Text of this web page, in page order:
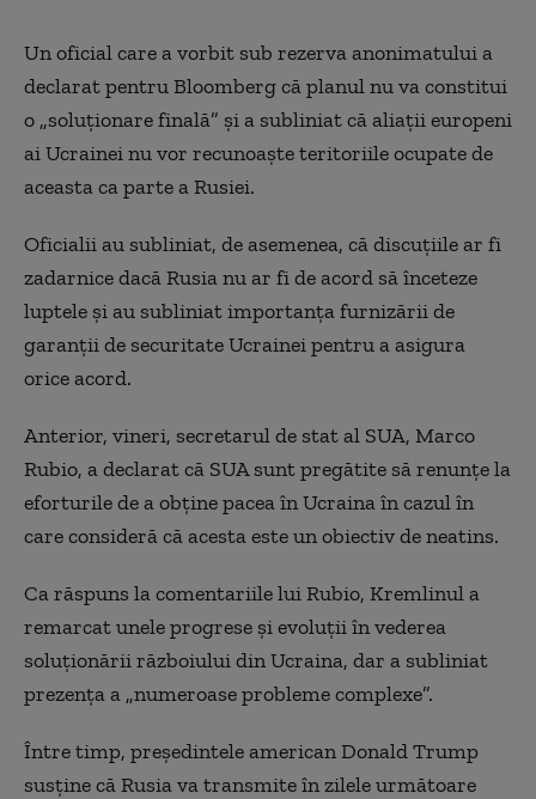
Un oficial care a vorbit sub rezerva anonimatului a
declarat pentru Bloomberg că planul nu va constitui
o „soluționare finală” și a subliniat că aliații europeni
ai Ucrainei nu vor recunoaște teritoriile ocupate de
aceasta ca parte a Rusiei.
Oficialii au subliniat, de asemenea, că discuțiile ar fi
zadarnice dacă Rusia nu ar fi de acord să înceteze
luptele și au subliniat importanța furnizării de
garanții de securitate Ucrainei pentru a asigura
orice acord.
Anterior, vineri, secretarul de stat al SUA, Marco
Rubio, a declarat că SUA sunt pregătite să renunțe la
eforturile de a obține pacea în Ucraina în cazul în
care consideră că acesta este un obiectiv de neatins.
Ca răspuns la comentariile lui Rubio, Kremlinul a
remarcat unele progrese și evoluții în vederea
soluționării războiului din Ucraina, dar a subliniat
prezența a „numeroase probleme complexe”.
Între timp, președintele american Donald Trump
susține că Rusia va transmite în zilele următoare